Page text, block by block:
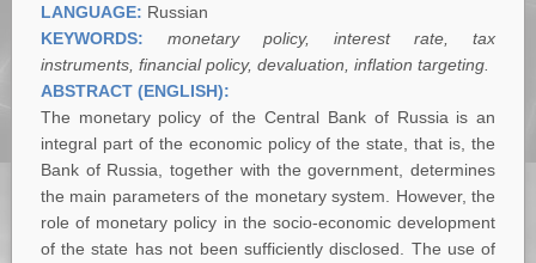
LANGUAGE: Russian
KEYWORDS: monetary policy, interest rate, tax
instruments, financial policy, devaluation, inflation targeting.
ABSTRACT (ENGLISH):
The monetary policy of the Central Bank of Russia is an
integral part of the economic policy of the state, that is, the
Bank of Russia, together with the government, determines
the main parameters of the monetary system. However, the
role of monetary policy in the socio-economic development
of the state has not been sufficiently disclosed. The use of